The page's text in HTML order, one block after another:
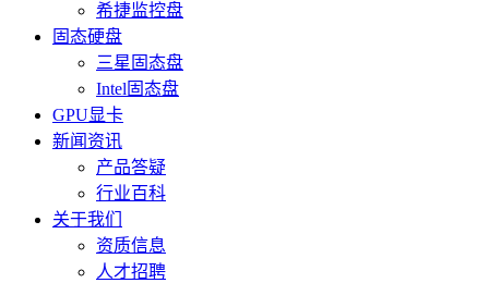
希捷监控盘
固态硬盘
三星固态盘
Intel固态盘
GPU显卡
新闻资讯
产品答疑
行业百科
关于我们
资质信息
人才招聘